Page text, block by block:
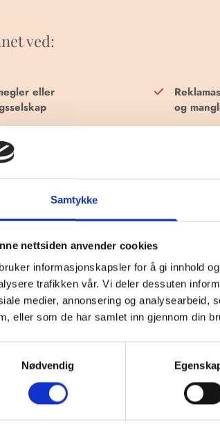
Samtykke
nettsiden anvender cookies
informasjonskapsler for å gi innhold
trafikken vår. Vi deler dessuten
medier, annonsering og analysearbeid,
eller som de har samlet inn gjennom din
Nødvendig
ved:
eller
og
feil og mangler
våre advokater - få raskt